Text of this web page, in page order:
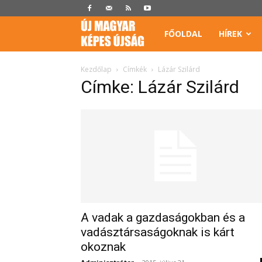
Képes
Újság
FŐOLDAL HÍREK
Kezdőlap Címkék Lázár Szilárd
Címke: Lázár Szilárd
A vadak a gazdaságokban és a
vadásztársaságoknak is kárt
okoznak